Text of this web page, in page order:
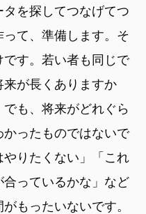
を探してつなげてつ
て、準備します。そ
す。若い者も同じで
が長くありますか
も、将来がどれぐら
ったものではないで
やりたくない」「これ
っているかな」など
もったいないです。